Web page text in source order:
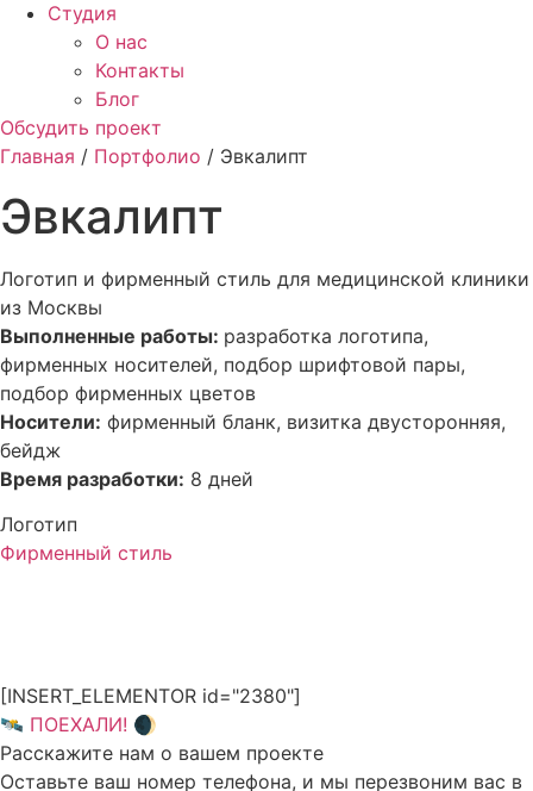
Студия
О нас
Контакты
Блог
Обсудить проект
Главная / Портфолио / Эвкалипт
Эвкалипт
Логотип и фирменный стиль для медицинской клиники
из Москвы
Выполненные работы: разработка логотипа,
фирменных носителей, подбор шрифтовой пары,
подбор фирменных цветов
Носители: фирменный бланк, визитка двусторонняя,
бейдж
Время разработки: 8 дней
Логотип
Фирменный стиль
[INSERT_ELEMENTOR id="2380"]
🛰 ПОЕХАЛИ! 🌒
Расскажите нам о вашем проекте
Оставьте ваш номер телефона, и мы перезвоним вас в